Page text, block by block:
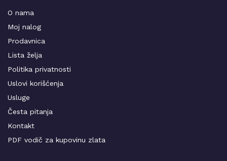
O nama
Moj nalog
Prodavnica
Lista želja
Politika privatnosti
Uslovi korišćenja
Usluge
Česta pitanja
Kontakt
PDF vodič za kupovinu zlata